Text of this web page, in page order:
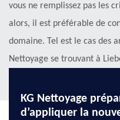
vous ne remplissez pas les
alors, il est préférable de
domaine. Tel est le cas des
Nettoyage se trouvant à
KG Nettoyage
d’appliquer la